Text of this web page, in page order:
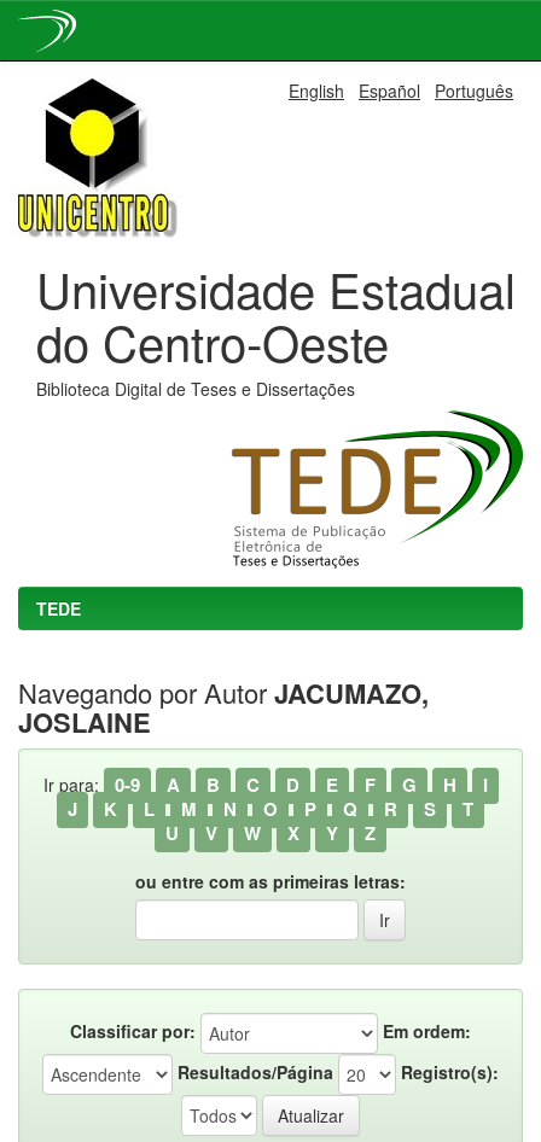
navigation
English Español Português
Universidade Estadual
do Centro-Oeste
Biblioteca Digital de Teses e Dissertações
TEDE
Navegando por AutorJACUMAZO,
JOSLAINE
Ir para: 0-9 A B C D E F G H
I
J
K L M N O P Q R S
T
U
V W X Y Z
ou entre com as primeiras letras:
Classificar por:
Em ordem:
Resultados/Página
Registro(s):